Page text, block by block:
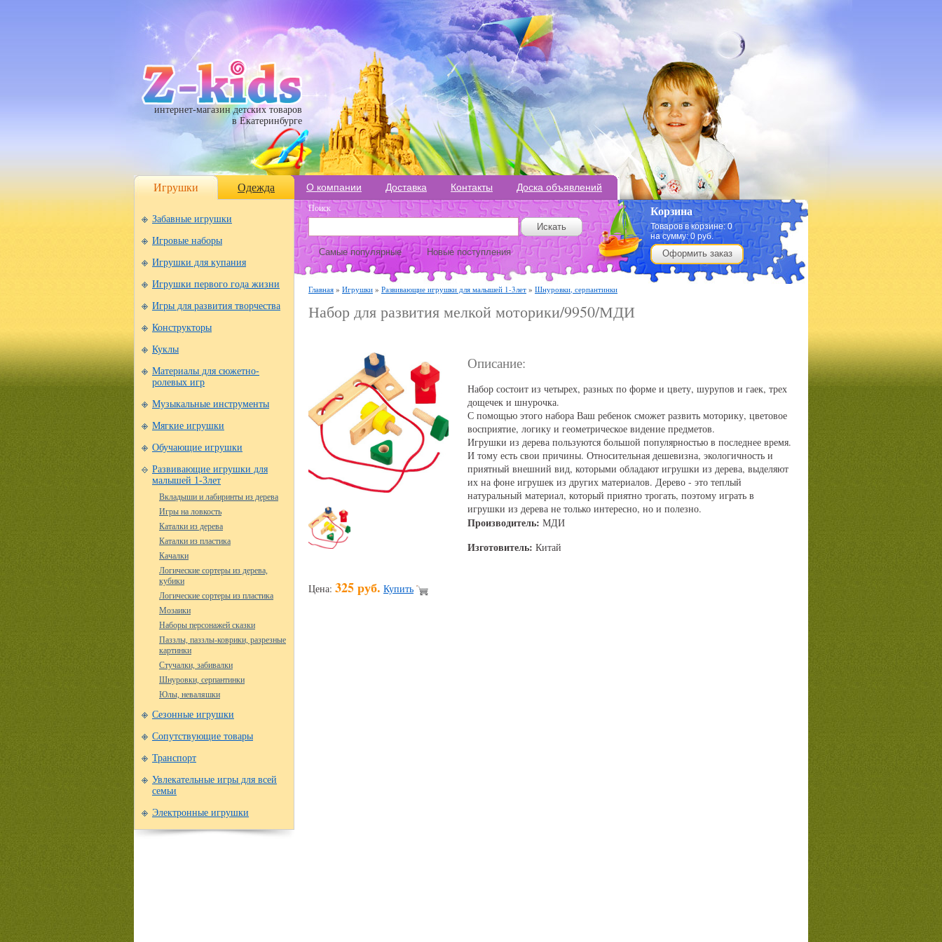
интернет-магазин детских товаров
в Екатеринбурге
Игрушки Одежда О компании Доставка Контакты Доска объявлений
Забавные игрушки
Игровые наборы
Игрушки для купания
Игрушки первого года жизни
Игры для развития творчества
Конструкторы
Куклы
Материалы для сюжетно-
ролевых игр
Музыкальные инструменты
Мягкие игрушки
Обучающие игрушки
Развивающие игрушки для
малышей 1-3лет
Вкладыши и лабиринты из дерева
Игры на ловкость
Каталки из дерева
Каталки из пластика
Качалки
Логические сортеры из дерева,
кубики
Логические сортеры из пластика
Мозаики
Наборы персонажей сказки
Паззлы, паззлы-коврики, разрезные
картинки
Стучалки, забивалки
Шнуровки, серпантинки
Юлы, неваляшки
Сезонные игрушки
Сопутствующие товары
Транспорт
Увлекательные игры для всей
семьи
Электронные игрушки
Поиск
Самые популярные Новые поступления
Корзина
Товаров в корзине:0
на сумму:0 руб.
Оформить заказ
Главная » Игрушки » Развивающие игрушки для малышей 1-3лет » Шнуровки, серпантинки
Набор для развития мелкой моторики/9950/МДИ
Описание:
Набор состоит из четырех, разных по форме и цвету, шурупов и гаек, трех
дощечек и шнурочка.
С помощью этого набора Ваш ребенок сможет развить моторику, цветовое
восприятие, логику и геометрическое видение предметов.
Игрушки из дерева пользуются большой популярностью в последнее время.
И тому есть свои причины. Относительная дешевизна, экологичность и
приятный внешний вид, которыми обладают игрушки из дерева, выделяют
их на фоне игрушек из других материалов. Дерево - это теплый
натуральный материал, который приятно трогать, поэтому играть в
игрушки из дерева не только интересно, но и полезно.
Производитель: МДИ
Изготовитель: Китай
Цена: 325 руб. Купить